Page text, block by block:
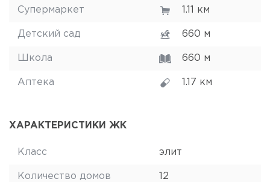
Супермаркет 1.11 км
Детский сад 660 м
Школа 660 м
Аптека 1.17 км
ХАРАКТЕРИСТИКИ ЖК
Класс элит
Количество домов 12